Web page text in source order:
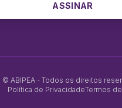
ASSINAR
© ABIPEA - Todos os direitos
Política de PrivacidadeTermos